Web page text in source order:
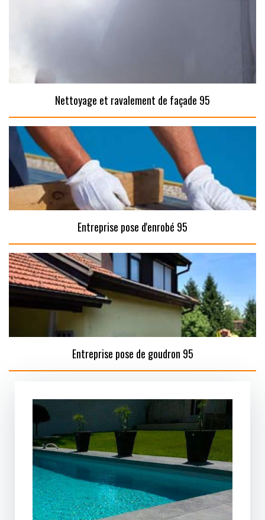
Nettoyage et ravalement de façade 95
Entreprise pose d'enrobé 95
Entreprise pose de goudron 95